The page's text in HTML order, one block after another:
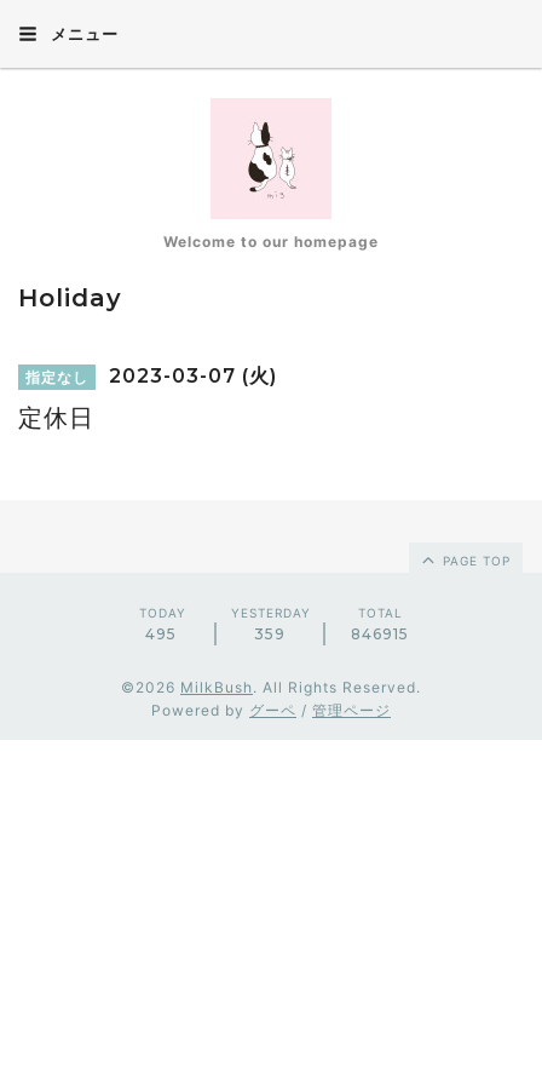
メニュー
Welcome to our homepage
Holiday
指定なし 2023-03-07 (火)
定休日
PAGE TOP
TODAY
495
YESTERDAY
359
TOTAL
846915
©2026 MilkBush . All Rights Reserved.
Powered by グーペ / 管理ページ